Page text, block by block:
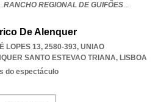
RANCHO REGIONAL DE GUIFÕES...
De Alenquer
LOPES 13, 2580-393, UNIAO
SANTO ESTEVAO TRIANA, LISBOA
do espectáculo